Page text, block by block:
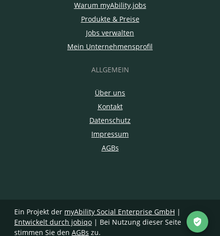
Warum myAbility.jobs
Produkte & Preise
Jobs verwalten
Mein Unternehmensprofil
ALLGEMEIN
Über uns
Kontakt
Datenschutz
Impressum
AGBs
Ein Projekt der myAbility Social Enterprise GmbH |
Entwickelt durch jobiqo | Bei Nutzung dieser Seite
stimmen Sie den AGBs zu.